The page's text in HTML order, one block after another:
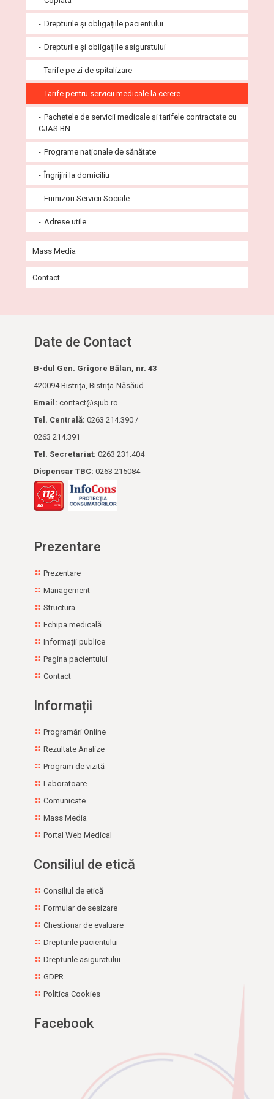
Biologie Moleculară Real Time-PCR
Laborator explorări funcționale spital
Integritate Instituțională
Buletine informative
Linii de gardă
Preluare medicamente expirate/neutilizate de la
Drepturile și obligațiile pacientului
Drepturile și obligațiile asiguratului
Tarife pe zi de spitalizare
Tarife pentru servicii medicale la cerere
Pachetele de servicii medicale și tarifele contractate cu
CJAS BN
Programe naţionale de sănătate
Îngrijiri la domiciliu
Furnizori Servicii Sociale
Adrese utile
Mass Media
Contact
Date de Contact
B-dul Gen. Grigore Bălan, nr. 43
420094 Bistrița, Bistrița-Năsăud
Email: contact@sjub.ro
Tel. Cen­tra­lă: 0263 214.390 /
0263 214.391
Tel. Secretariat: 0263 231.404
Dispensar TBC: 0263 215084
Prezentare
Prezentare
Management
Structura
Echipa medicală
Informații publice
Pagina pacientului
Contact
Informații
Programări Online
Rezultate Analize
Program de vizită
Laboratoare
Comunicate
Mass Media
Portal Web Medical
Consiliul de etică
Consiliul de etică
Formular de sesizare
Chestionar de evaluare
Drepturile pacientului
Drepturile asiguratului
GDPR
Politica Cookies
Facebook